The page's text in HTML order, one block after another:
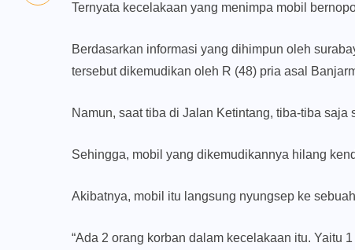
Ternyata kecelakaan yang menimpa mobil
Berdasarkan informasi yang dihimpun oleh
tersebut dikemudikan oleh R (48) pria asal
Namun, saat tiba di Jalan Ketintang, tiba-tiba saja
Sehingga, mobil yang dikemudikannya hilang
Akibatnya, mobil itu langsung nyungsep ke
“Ada 2 orang korban dalam kecelakaan itu. Yaitu